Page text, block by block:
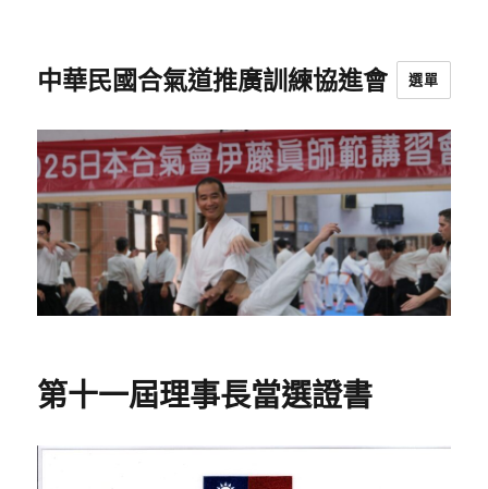
中華民國合氣道推廣訓練協進會 選單
第十一屆理事長當選證書